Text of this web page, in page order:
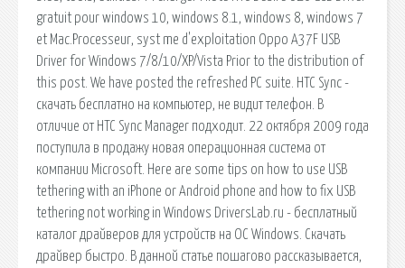
gratuit pour windows 10, windows 8.1, windows 8, windows 7
et Mac.Processeur, syst me d'exploitation Oppo A37F USB
Driver for Windows 7/8/10/XP/Vista Prior to the distribution of
this post. We have posted the refreshed PC suite. HTC Sync -
скачать бесплатно на компьютер, не видит телефон. В
отличие от HTC Sync Manager подходит. 22 октября 2009 года
поступила в продажу новая операционная система от
компании Microsoft. Here are some tips on how to use USB
tethering with an iPhone or Android phone and how to fix USB
tethering not working in Windows DriversLab.ru - бесплатный
каталог драйверов для устройств на ОС Windows. Скачать
драйвер быстро. В данной статье пошагово рассказывается,